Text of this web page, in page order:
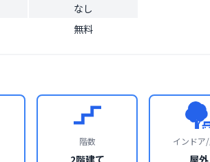
なし
無料
階数
2階建て
インドア
屋外